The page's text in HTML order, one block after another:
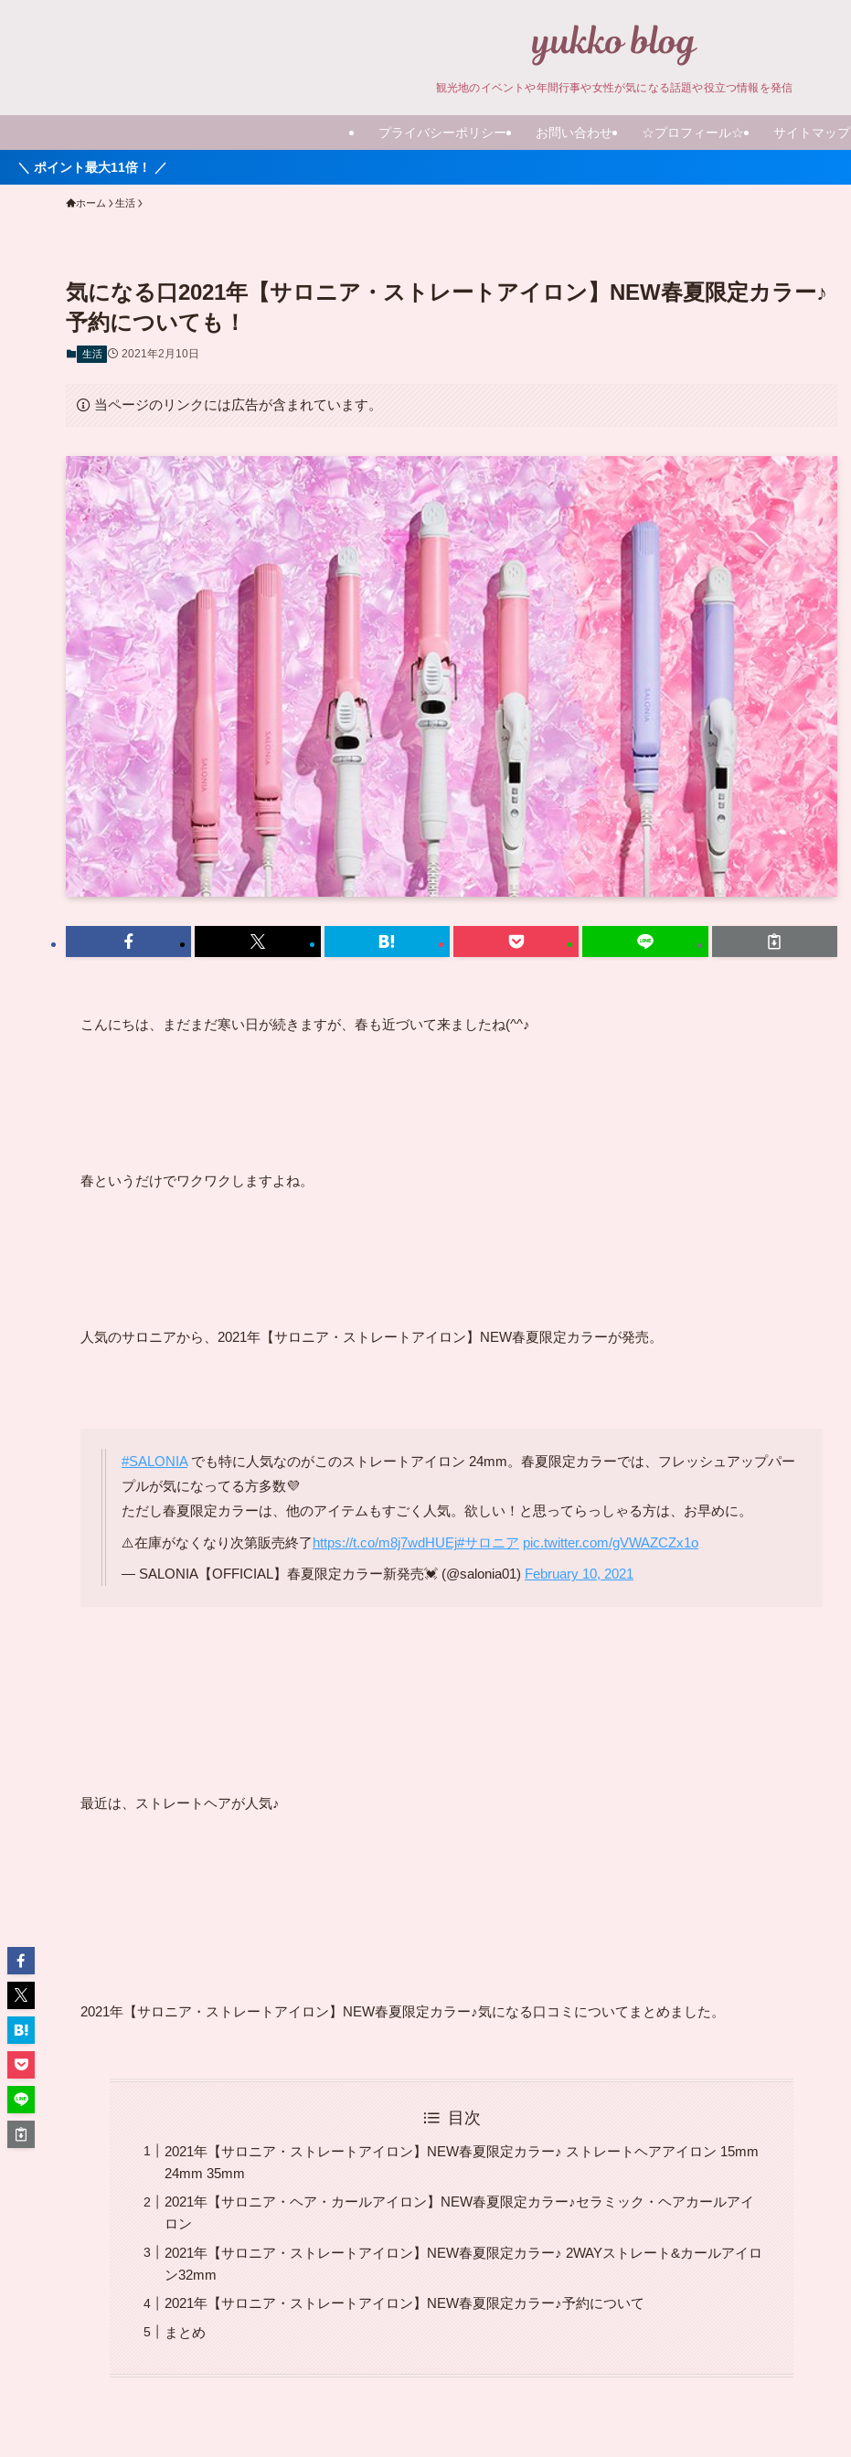
観光地のイベントや年間行事や女性が気になる話題や役立つ情報を発信
プライバシーポリシー お問い合わせ ☆プロフィール☆ サイトマップ
！ ／
ホーム 生活
気になる口2021年【サロニア・ストレートアイロン】NEW春夏限定カラー♪
予約についても！
生活 2021年2月10日
当ページのリンクには広告が含まれています。
こんにちは、まだまだ寒い日が続きますが、春も近づいて来ましたね(^^♪
春というだけでワクワクしますよね。
人気のサロニアから、2021年【サロニア・ストレートアイロン】NEW春夏限定カラーが発売。
#SALONIAでも特に人気なのがこのストレートアイロン 24mm。春夏限定カラーでは、フレッシュアップパー
プルが気になってる方多数💜
ただし春夏限定カラーは、他のアイテムもすごく人気。欲しい！と思ってらっしゃる方は、お早めに。
⚠️在庫がなくなり次第販売終了https://t.co/m8j7wdHUEj#サロニア pic.twitter.com/gVWAZCZx1o
— SALONIA【OFFICIAL】春夏限定カラー新発売💓 (@salonia01) February 10, 2021
最近は、ストレートヘアが人気♪
2021年【サロニア・ストレートアイロン】NEW春夏限定カラー♪気になる口コミについてまとめました。
目次
2021年【サロニア・ストレートアイロン】NEW春夏限定カラー♪ ストレートヘアアイロン 15mm
24mm 35mm
2021年【サロニア・ヘア・カールアイロン】NEW春夏限定カラー♪セラミック・ヘアカールアイ
ロン
2021年【サロニア・ストレートアイロン】NEW春夏限定カラー♪ 2WAYストレート&カールアイロ
ン32mm
2021年【サロニア・ストレートアイロン】NEW春夏限定カラー♪予約について
まとめ